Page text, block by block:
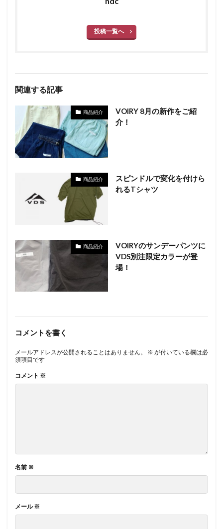
投稿一覧へ
関連する記事
商品紹介
VOIRY 8月の新作をご紹
介！
商品紹介
スピンドルで変化を付けら
れるTシャツ
商品紹介
VOIRYのサンデーパンツに
VDS別注限定カラーが登
場！
コメントを書く
メールアドレスが公開されることはありません。 ※ が付いている欄は必
須項目です
コメント ※
名前 ※
メール※